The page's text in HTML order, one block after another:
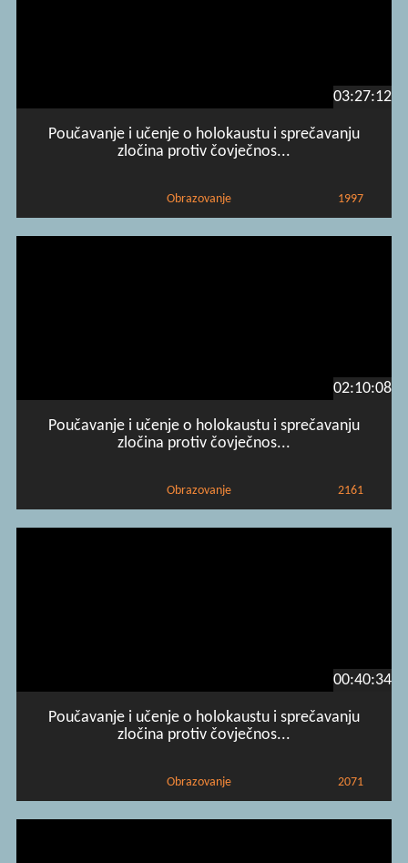
03:27:12
Poučavanje i učenje o holokaustu i sprečavanju
zločina protiv čovječnos...
Obrazovanje 1997
02:10:08
Poučavanje i učenje o holokaustu i sprečavanju
zločina protiv čovječnos...
Obrazovanje 2161
00:40:34
Poučavanje i učenje o holokaustu i sprečavanju
zločina protiv čovječnos...
Obrazovanje 2071